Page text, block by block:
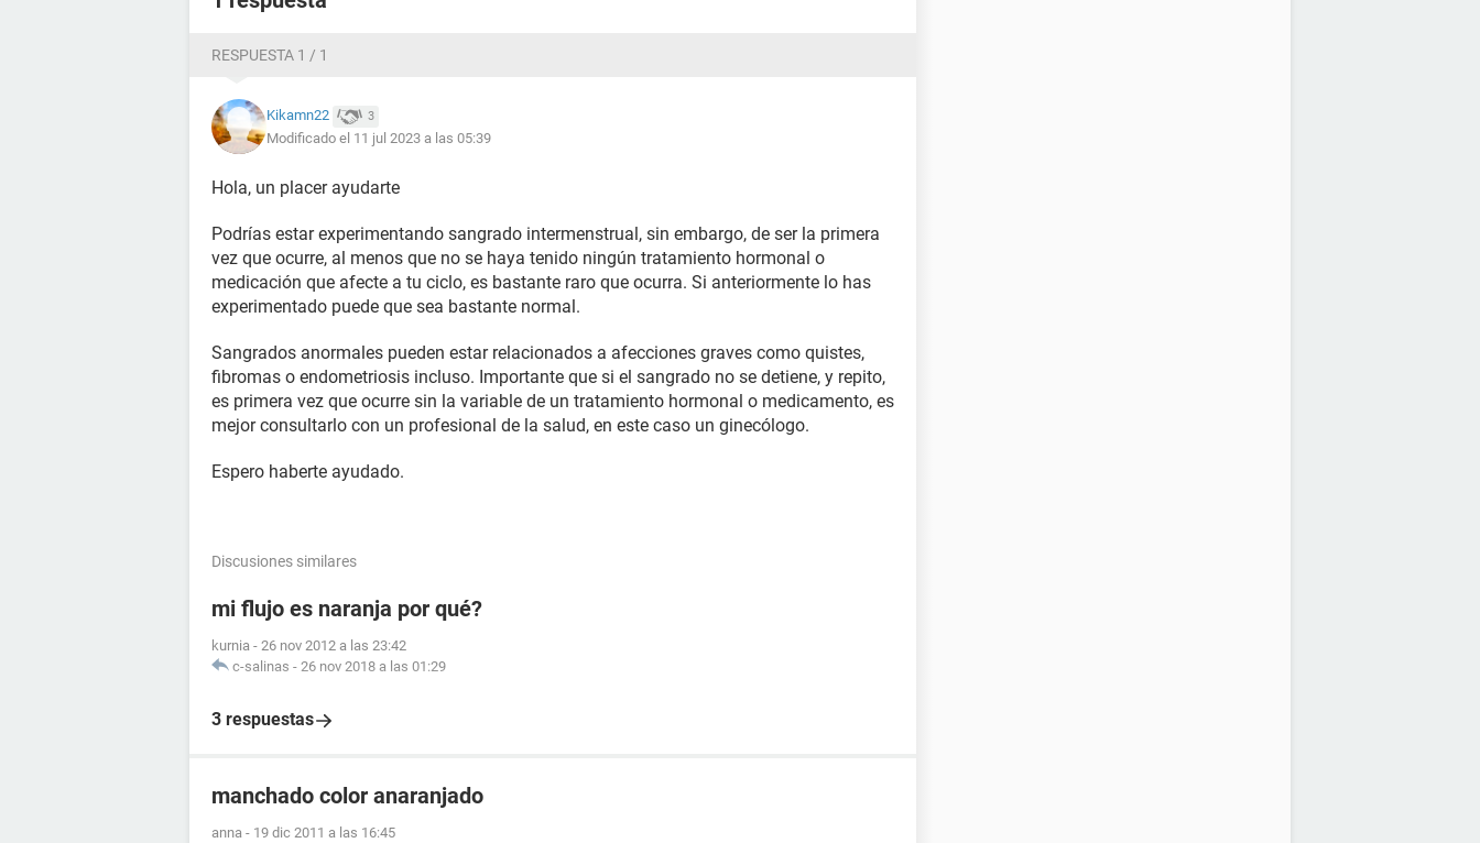
RESPUESTA 1 / 1
Kikamn22 3
Modificado el 11 jul 2023 a las 05:39
Hola, un placer ayudarte
Podrías estar experimentando sangrado intermenstrual, sin embargo, de ser la primera
vez que ocurre, al menos que no se haya tenido ningún tratamiento hormonal o
medicación que afecte a tu ciclo, es bastante raro que ocurra. Si anteriormente lo has
experimentado puede que sea bastante normal.
Sangrados anormales pueden estar relacionados a afecciones graves como quistes,
fibromas o endometriosis incluso. Importante que si el sangrado no se detiene, y repito,
es primera vez que ocurre sin la variable de un tratamiento hormonal o medicamento, es
mejor consultarlo con un profesional de la salud, en este caso un ginecólogo.
Espero haberte ayudado.
Discusiones similares
mi flujo es naranja por qué?
kurnia - 26 nov 2012 a las 23:42
c-salinas - 26 nov 2018 a las 01:29
3 respuestas
manchado color anaranjado
anna - 19 dic 2011 a las 16:45